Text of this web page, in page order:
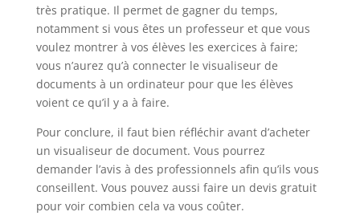
très pratique. Il permet de gagner du temps,
notamment si vous êtes un professeur et que vous
voulez montrer à vos élèves les exercices à faire;
vous n’aurez qu’à connecter le visualiseur de
documents à un ordinateur pour que les élèves
voient ce qu’il y a à faire.
Pour conclure, il faut bien réfléchir avant d’acheter
un visualiseur de document. Vous pourrez
demander l’avis à des professionnels afin qu’ils vous
conseillent. Vous pouvez aussi faire un devis gratuit
pour voir combien cela va vous coûter.